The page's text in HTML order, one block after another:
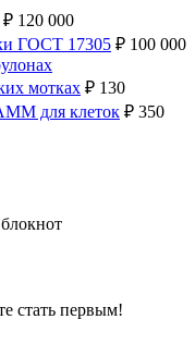
₽ 120 000
ГОСТ 17305 ₽ 100 000
мотках ₽ 130
для клеток ₽ 350
стать первым!